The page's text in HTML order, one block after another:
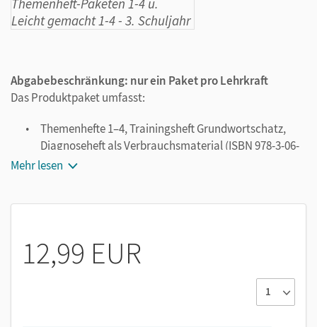
Abgabebeschränkung: nur ein Paket pro Lehrkraft
Das Produktpaket umfasst:
Themenhefte 1–4, Trainingsheft Grundwortschatz,
Diagnoseheft als Verbrauchsmaterial (ISBN 978-3-06-
084866-9)
Mehr lesen
12,99 EUR